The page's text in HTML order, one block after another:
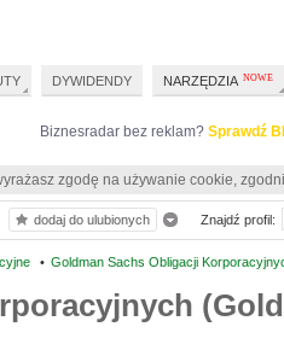
Biznesradar bez reklam? Sprawdź
zgodę na używanie cookie,
• Goldman Sachs Obligacji
dodaj do ulubionych Znajdź profil:
DYWIDENDY NARZĘDZIA